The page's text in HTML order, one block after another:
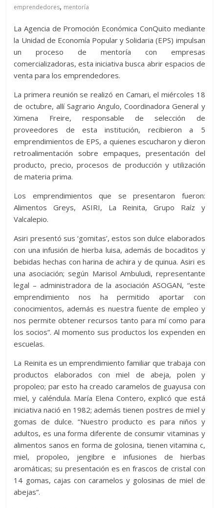
emprendedores, mentoría
La Agencia de Promoción Económica ConQuito mediante
la Unidad de Economía Popular y Solidaria (EPS) impulsan
un proceso de mentoría con empresas
comercializadoras, esta iniciativa busca abrir espacios de
venta para los emprendedores.
La primera reunión se realizó en Camari, el miércoles 18
de octubre, allí Sagrario Angulo, Coordinadora General y
Ximena Freire, responsable de selección de
proveedores de esta institución, recibieron a 5
emprendimientos de EPS, a quienes escucharon y dieron
retroalimentación sobre empaques, presentación del
producto, precio, procesos de producción y utilización
de materia prima.
Los emprendimientos que se presentaron fueron:
Alimentos Greys, ASIRI, La Reinita, Grupo Raíz y
Valcalepio.
Asiri presentó sus ‘gomitas’, estos son dulce elaborados
con una infusión de hierba luisa, además de bocaditos y
bebidas hechas con harina de achira y de quinua. Asiri es
una asociación; según Marisol Ambuludi, representante
legal – administradora de la asociación ASOGAN, “este
emprendimiento nos ha permitido aportar con
conocimientos, además es nuestra fuente de empleo y
nos permite obtener recursos tanto para mí como para
los socios”. Al momento sus productos los expenden en
escuelas.
La Reinita es un emprendimiento familiar que trabaja con
productos elaborados con miel de abeja, polen y
propoleo; par esto ha creado caramelos de guayusa con
miel, y caléndula. María Elena Contero, explicó que está
iniciativa nació en 1982; además tienen postres de miel y
gomas de dulce. “Nuestro producto es para niños y
adultos, es una forma diferente de consumir vitaminas y
alimentos sanos en forma de golosina, tienen vitamina c,
miel, propoleo, jengibre e infusiones de hierbas
aromáticas; su presentación es en frascos de cristal con
14 gomas, cajas con caramelos y golosinas de miel de
abejas”.